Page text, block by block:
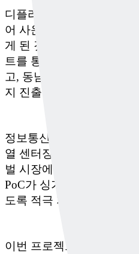
디플리의 이수지 대표는 "
어 사운드 AI 기술을 싱가
게 된 것은 매우 의미 있
트를 통해 글로벌 파트너
고, 동남아와 중동 등 공
지 진출을 확대할 것"이라
정보통신산업진흥원 싱가
열 센터장은 "한국의 우수
벌 시장에서 인정받는 좋
PoC가 싱가포르 정부와의
도록 적극 지원하겠다"고
이번 프로젝트의 성과는